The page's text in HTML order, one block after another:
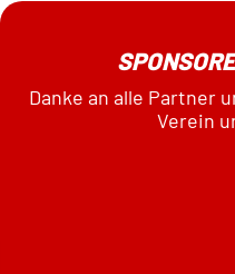
Danke an alle Partner
Verein